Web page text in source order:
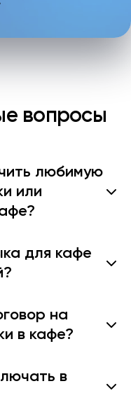
вопросы
любимую
или
для кафе
на
в кафе?
в